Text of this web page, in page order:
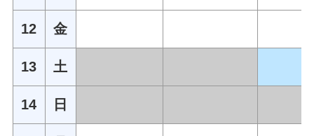
12 金
13 土
14 日